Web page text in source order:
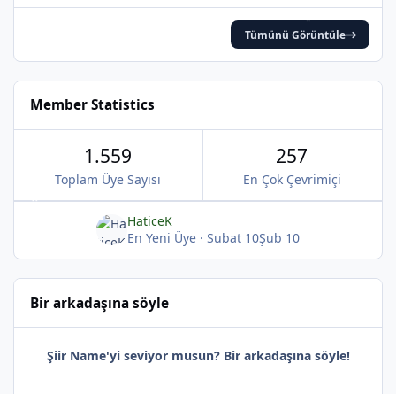
Tümünü Görüntüle
Member Statistics
1.559
Toplam Üye Sayısı
257
En Çok Çevrimiçi
HaticeK
En Yeni Üye · Subat 10Şub 10
Bir arkadaşına söyle
Şiir Name'yi seviyor musun? Bir arkadaşına söyle!
*